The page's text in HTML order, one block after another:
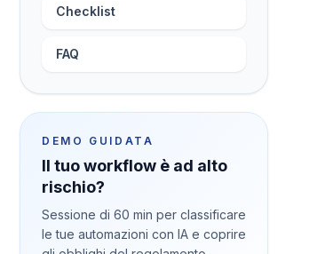
Checklist
FAQ
DEMO GUIDATA
Il tuo workflow è ad alto
rischio?
Sessione di 60 min per classificare
le tue automazioni con IA e coprire